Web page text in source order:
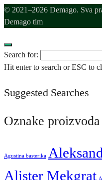
© 2021–2026 Demago. Sva
Demago tim
Search for:
Hit enter to search or ESC to
Suggested Searches
Oznake proizvoda
Agustina basterika
Alister Mekgrat